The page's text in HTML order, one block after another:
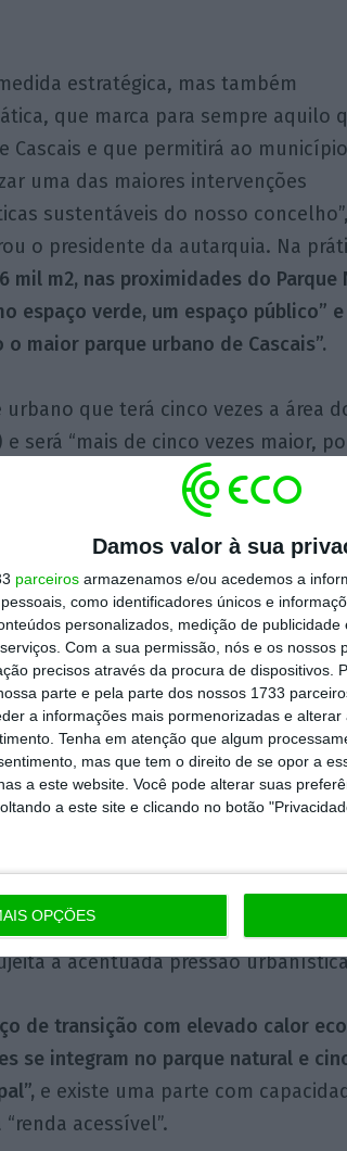
Damos valor à sua
parceiros armazenamos e/ou acedemos a
como identificadores únicos e
personalizados, medição de
Com a sua permissão, nós e os nossos
precisos através da procura de dispositivos.
parte e pela parte dos nossos 1733
a informações mais pormenorizadas e
Tenha em atenção que algum
mas que tem o direito de se opor a
a este website. Você pode alterar suas
a este site e clicando no botão
OPÇÕES
estratégica, mas também
que marca para sempre aquilo
Cascais e que permitirá ao município
uma das maiores intervenções
sustentáveis do nosso concelho”,
o presidente da autarquia. Na
mil m2, nas proximidades do Parque
espaço verde, um espaço público” e
maior parque urbano de Cascais”.
que terá cinco vezes a área
e será “mais de cinco vezes maior,
hectares do] Plano de Pormenor
contribuir de forma decisiva para
15 metros quadrados de espaços
destes terrenos vai ainda
a ligação que está em falta entre
a sul da nova via, a
a classe média, bem como um
culturais e congressos.
o conjunto de 32 parcelas
verdes contínuas de grande
a acentuada pressão
de transição com elevado calor
se integram no parque natural e
e existe uma parte com
acessível”.